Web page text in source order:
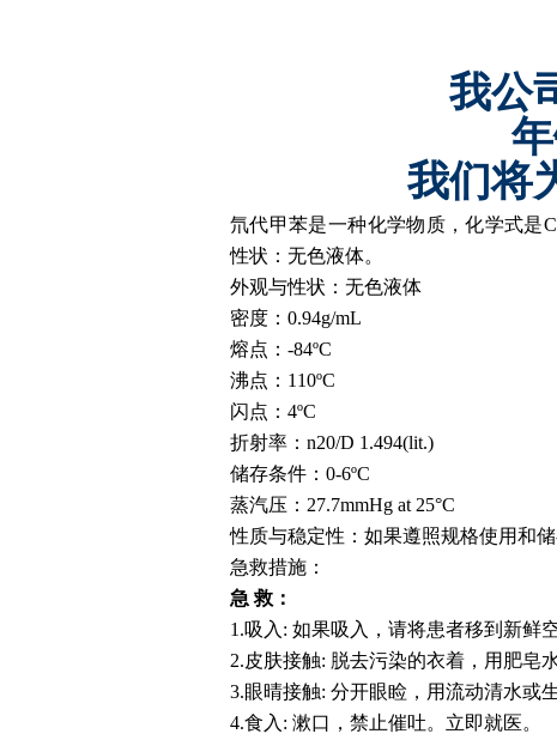
我公
我们将
氘代甲苯是一种化学物质，化学式是
性状：无色液体。
外观与性状：无色液体
密度： 0.94g/mL
熔点： -84ºC
沸点： 110ºC
闪点： 4ºC
折射率： n20/D 1.494(lit.)
储存条件： 0-6ºC
蒸汽压： 27.7mmHg at 25°C
性质与稳定性： 如果遵照规格使用和
急救措施：
急 救：
1.吸入 : 如果吸入，请将患者移到新鲜空
2.皮肤接触: 脱去污染的衣着，用肥皂
3.眼晴接触: 分开眼睑，用流动清水或
4.食入 : 漱口，禁止催吐。立即就医。